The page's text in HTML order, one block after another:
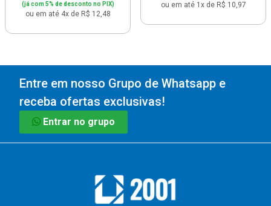
(já com 5% de desconto no PIX)
ou em até 4x de R$ 12,48
ou em até 1x de R$ 10,97
Entre em nosso Grupo de Whatsapp e
receba ofertas exclusivas!
Entrar no grupo